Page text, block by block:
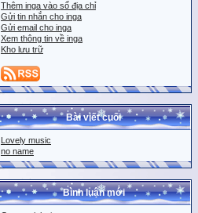
Thêm inga vào sổ địa chỉ
Gửi tin nhắn cho inga
Gửi email cho inga
Xem thông tin về inga
Kho lưu trữ
Bài viết cuối
Lovely music
no name
Bình luận mới